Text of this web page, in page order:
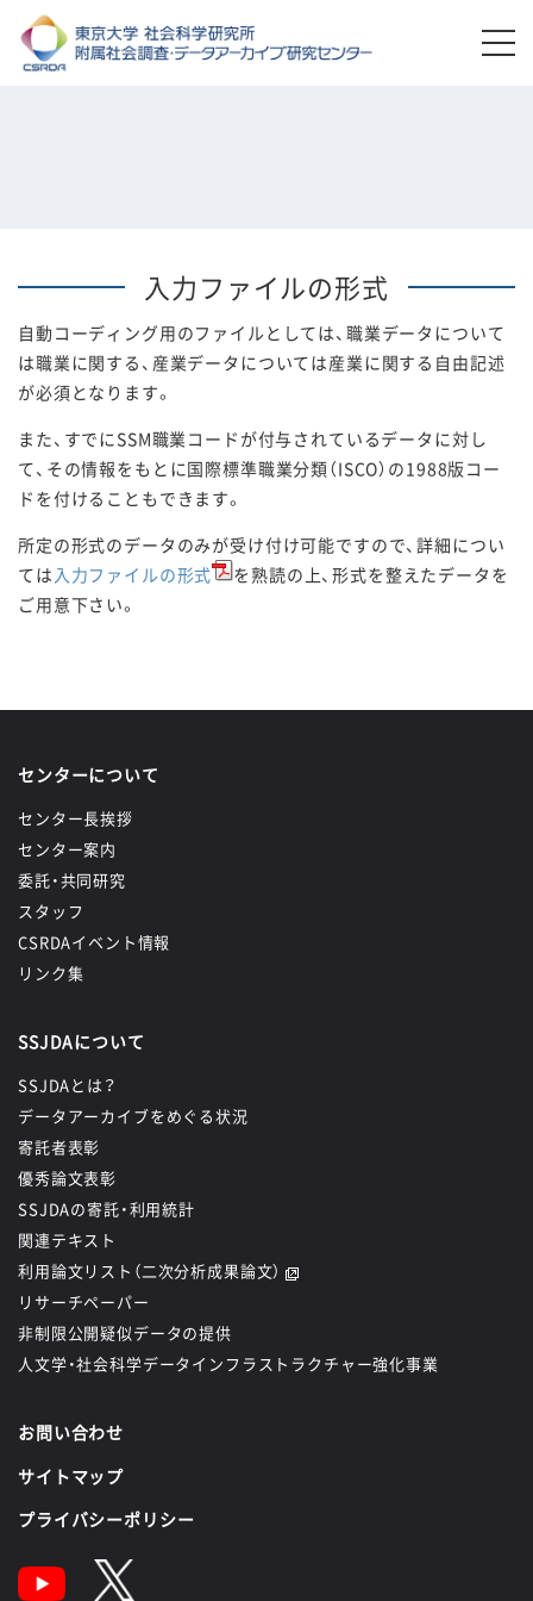
入力ファイルの形式
自動コーディング用のファイルとしては、職業データについて
は職業に関する、産業データについては産業に関する自由記述
が必須となります。
また、すでにSSM職業コードが付与されているデータに対し
て、その情報をもとに国際標準職業分類（ISCO）の1988版コー
ドを付けることもできます。
所定の形式のデータのみが受け付け可能ですので、詳細につい
ては 入力ファイルの形式
を熟読の上、形式を整えたデータを
ご用意下さい。
センターについて
センター長挨拶
センター案内
委託・共同研究
スタッフ
CSRDAイベント情報
リンク集
SSJDAについて
SSJDAとは？
データアーカイブをめぐる状況
寄託者表彰
優秀論文表彰
SSJDAの寄託・利用統計
関連テキスト
利用論文リスト（二次分析成果論文）
リサーチペーパー
非制限公開疑似データの提供
人文学・社会科学データインフラストラクチャー強化事業
お問い合わせ
サイトマップ
プライバシーポリシー